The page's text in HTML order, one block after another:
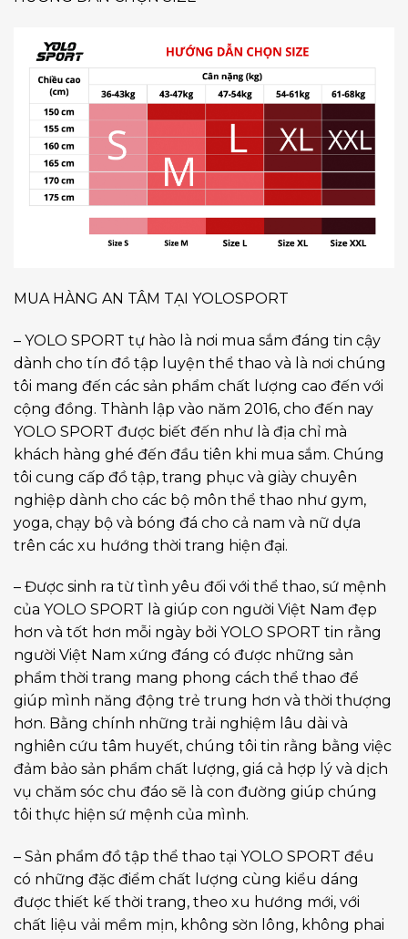
MUA HÀNG AN TÂM TẠI YOLOSPORT
– YOLO SPORT tự hào là nơi mua sắm đáng tin cậy
dành cho tín đồ tập luyện thể thao và là nơi chúng
tôi mang đến các sản phẩm chất lượng cao đến với
cộng đồng. Thành lập vào năm 2016, cho đến nay
YOLO SPORT được biết đến như là địa chỉ mà
khách hàng ghé đến đầu tiên khi mua sắm. Chúng
tôi cung cấp đồ tập, trang phục và giày chuyên
nghiệp dành cho các bộ môn thể thao như gym,
yoga, chạy bộ và bóng đá cho cả nam và nữ dựa
trên các xu hướng thời trang hiện đại.
– Được sinh ra từ tình yêu đối với thể thao, sứ mệnh
của YOLO SPORT là giúp con người Việt Nam đẹp
hơn và tốt hơn mỗi ngày bởi YOLO SPORT tin rằng
người Việt Nam xứng đáng có được những sản
phẩm thời trang mang phong cách thể thao để
giúp mình năng động trẻ trung hơn và thời thượng
hơn. Bằng chính những trải nghiệm lâu dài và
nghiên cứu tâm huyết, chúng tôi tin rằng bằng việc
đảm bảo sản phẩm chất lượng, giá cả hợp lý và dịch
vụ chăm sóc chu đáo sẽ là con đường giúp chúng
tôi thực hiện sứ mệnh của mình.
– Sản phẩm đồ tập thể thao tại YOLO SPORT đều
có những đặc điểm chất lượng cùng kiểu dáng
được thiết kế thời trang, theo xu hướng mới, với
chất liệu vải mềm mịn, không sờn lông, không phai